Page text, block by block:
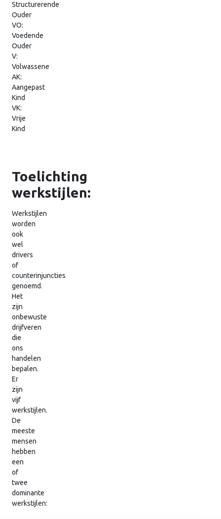
Structurerende
Ouder
VO:
Voedende
Ouder
V:
Volwassene
AK:
Aangepast
Kind
VK:
Vrije
Kind
Toelichting
werkstijlen:
Werkstijlen
worden
ook
wel
drivers
of
counterinjuncties
genoemd.
Het
zijn
onbewuste
drijfveren
die
ons
handelen
bepalen.
Er
zijn
vijf
werkstijlen.
De
meeste
mensen
hebben
een
of
twee
dominante
werkstijlen: